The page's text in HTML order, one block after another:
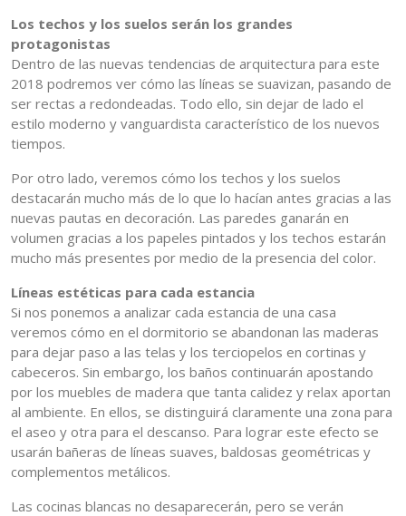
Los techos y los suelos serán los grandes
protagonistas
Dentro de las nuevas tendencias de arquitectura para este
2018 podremos ver cómo las líneas se suavizan, pasando de
ser rectas a redondeadas. Todo ello, sin dejar de lado el
estilo moderno y vanguardista característico de los nuevos
tiempos.
Por otro lado, veremos cómo los techos y los suelos
destacarán mucho más de lo que lo hacían antes gracias a las
nuevas pautas en decoración. Las paredes ganarán en
volumen gracias a los papeles pintados y los techos estarán
mucho más presentes por medio de la presencia del color.
Líneas estéticas para cada estancia
Si nos ponemos a analizar cada estancia de una casa
veremos cómo en el dormitorio se abandonan las maderas
para dejar paso a las telas y los terciopelos en cortinas y
cabeceros. Sin embargo, los baños continuarán apostando
por los muebles de madera que tanta calidez y relax aportan
al ambiente. En ellos, se distinguirá claramente una zona para
el aseo y otra para el descanso. Para lograr este efecto se
usarán bañeras de líneas suaves, baldosas geométricas y
complementos metálicos.
Las cocinas blancas no desaparecerán, pero se verán